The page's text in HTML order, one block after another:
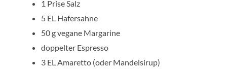
1 Prise Salz
5 EL Hafersahne
50 g vegane Margarine
doppelter Espresso
3 EL Amaretto (oder Mandelsirup)